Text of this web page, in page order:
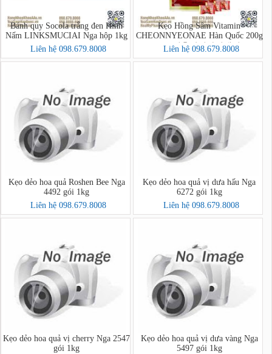
Bánh quy Socola trắng đen Hình
Nấm LINKSMUCIAI Nga hộp 1kg
Liên hệ 098.679.8008
Kẹo Hồng Sâm Vitamin
CHEONNYEONAE Hàn Quốc 200g
- 고려홍삼비타민캔디
Liên hệ 098.679.8008
Kẹo dẻo hoa quả Roshen Bee Nga
4492 gói 1kg
Liên hệ 098.679.8008
Kẹo dẻo hoa quả vị dưa hấu Nga
6272 gói 1kg
Liên hệ 098.679.8008
Kẹo dẻo hoa quả vị cherry Nga 2547
gói 1kg
Kẹo dẻo hoa quả vị dưa vàng Nga
5497 gói 1kg